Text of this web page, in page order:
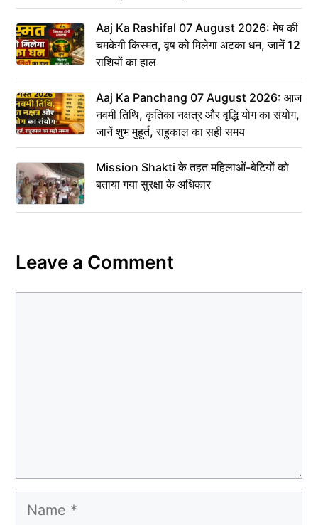
Aaj Ka Rashifal 07 August 2026: मेष की
चमकेगी किस्मत, वृष को मिलेगा अटका धन, जानें 12
राशियों का हाल
Aaj Ka Panchang 07 August 2026: आज
नवमी तिथि, कृतिका नक्षत्र और वृद्धि योग का संयोग,
जानें शुभ मुहूर्त, राहुकाल का सही समय
Mission Shakti के तहत महिलाओं-बेटियों को
बताया गया सुरक्षा के अधिकार
Leave a Comment
Name